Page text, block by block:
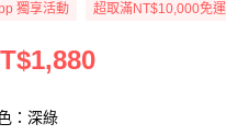
獨享活動 超取滿NT$10,000免運
：深綠